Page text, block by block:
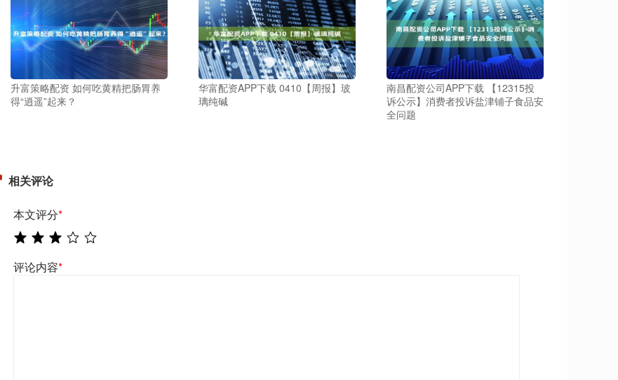
升富策略配资 如何吃黄精把肠胃养
得“逍遥”起来？
华富配资APP下载 0410【周报】玻
璃纯碱
南昌配资公司APP下载 【12315投
诉公示】消费者投诉盐津铺子食品安
全问题
相关评论
本文评分*
评论内容*